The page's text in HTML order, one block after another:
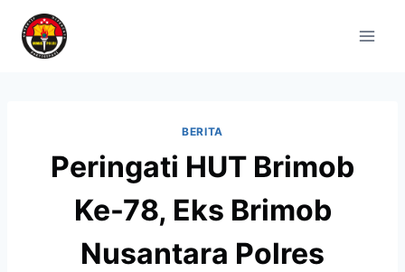
BERITA
Peringati HUT Brimob
Ke-78, Eks Brimob
Nusantara Polres